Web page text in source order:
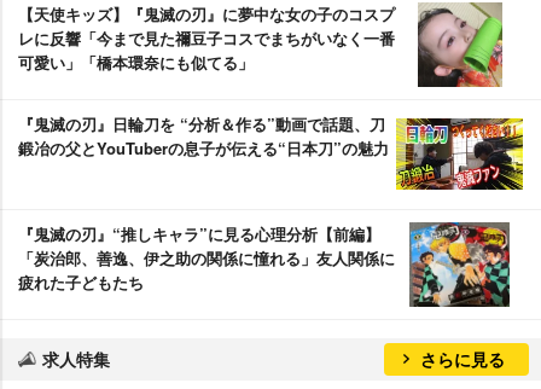
【天使キッズ】『鬼滅の刃』に夢中な女の子のコスプ
レに反響「今まで見た禰豆子コスでまちがいなく一番
可愛い」「橋本環奈にも似てる」
『鬼滅の刃』日輪刀を “分析＆作る”動画で話題、刀
鍛冶の父とYouTuberの息子が伝える“日本刀”の魅力
『鬼滅の刃』“推しキャラ”に見る心理分析【前編】
「炭治郎、善逸、伊之助の関係に憧れる」友人関係に
疲れた子どもたち
求人特集 さらに見る